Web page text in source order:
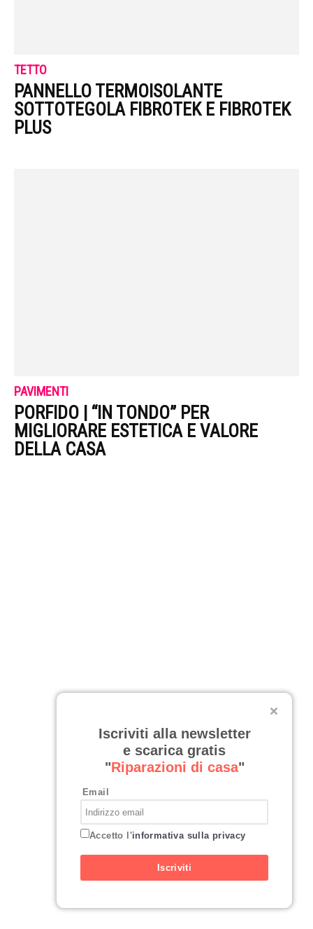
Iscriviti alla newsletter
e scarica gratis
"Riparazioni di casa"
Email
Accetto l'informativa sulla privacy
Iscriviti
TETTO
PANNELLO TERMOISOLANTE
SOTTOTEGOLA FIBROTEK E FIBROTEK
PLUS
PAVIMENTI
PORFIDO | “IN TONDO” PER
MIGLIORARE ESTETICA E VALORE
DELLA CASA